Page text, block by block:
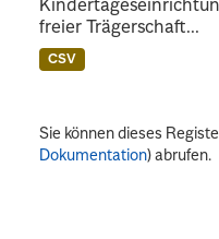
freier Trägerschaft...
CSV
Sie können dieses
Dokumentation) abrufen.